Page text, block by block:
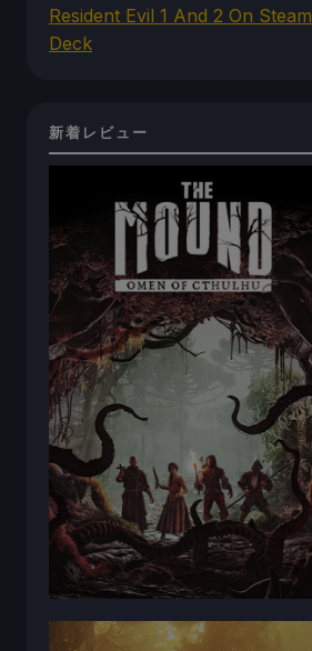
Resident Evil 1 And 2 On Steam
Deck
新着レビュー